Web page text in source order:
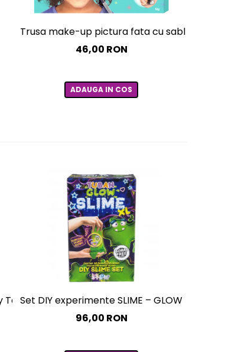
Trusa make-up pictura fata cu sabloane
46,00 RON
ADAUGA IN COS
Tab Essential
Set DIY experimente SLIME – GLOW IN THE
96,00 RON